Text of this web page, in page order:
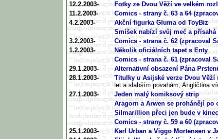
12.2.2003-
Fotky ze Dvou Věží ve velkém
11.2.2003-
Comics - strany č. 63 a 64
4.2.2003-
Akční figurka Gluma od ToyBiz
Smíšek nabízí svůj meč a přísahá
3.2.2003-
Comics - strana č. 62 (zpracoval
1.2.2003-
Několik oficiálních tapet s Enty
Comics - strana č. 61 (zpracoval
29.1.2003-
Alternativní obsazení Pána
28.1.2003-
Titulky u Asijské verze Dvou Věží
let a slabším povahám, Angličtina
27.1.2003-
Jeden malý komiksový strip
Aragorn a Arwen se prohánějí po
Silmarillion přeci jen bude v
Comics - strany č. 59 a 60
25.1.2003-
Karl Urban a Viggo Mortensen v